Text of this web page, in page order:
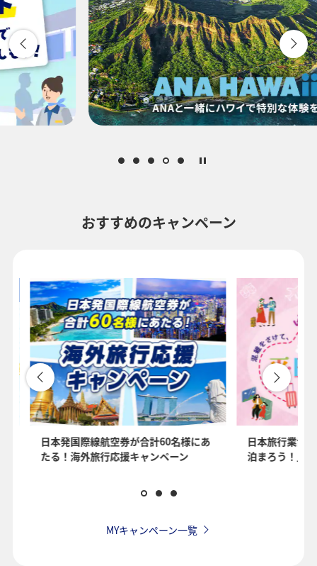
復路出発日および時間帯
-
時間帯指定なし
プロモーションコードについて
・表示金額は選択いただいた条件でのもっともおトクな運賃となりま
す。
・表示金額と空席状況は最新ではない場合があります。[検索する]ボタ
ンより最新の空席照会結果をご確認ください。
・「＊」は現在金額が確認できない都市・日付となります。空席照会
結果画面にて最新の情報をご確認ください。
・表示金額には、運賃、燃油特別付加運賃、航空保険特別料金、その
他の各種税金、料金などが含まれます。発券時に再計算するため、変
動する可能性があります。
おすすめのキャンペーン
日本発国際線航空券が合計60名様にあ
たる！海外旅行応援キャンペーン
日本旅行業協
泊まろう！」
MYキャンペーン一覧